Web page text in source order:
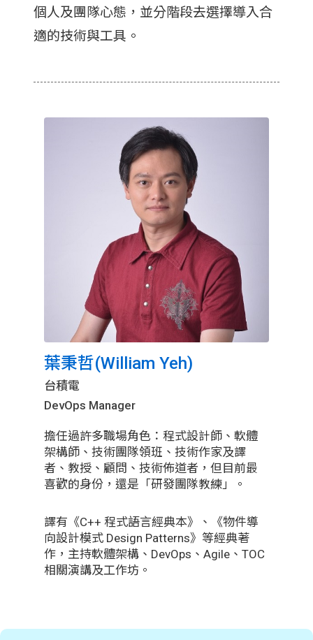
個人及團隊心態，並分階段去選擇導入合
適的技術與工具。
葉秉哲(William Yeh)
台積電
DevOps Manager
擔任過許多職場角色：程式設計師、軟體
架構師、技術團隊領班、技術作家及譯
者、教授、顧問、技術佈道者，但目前最
喜歡的身份，還是「研發團隊教練」。
譯有《C++ 程式語言經典本》、《物件導
向設計模式 Design Patterns》等經典著
作，主持軟體架構、DevOps、Agile、TOC
相關演講及工作坊。